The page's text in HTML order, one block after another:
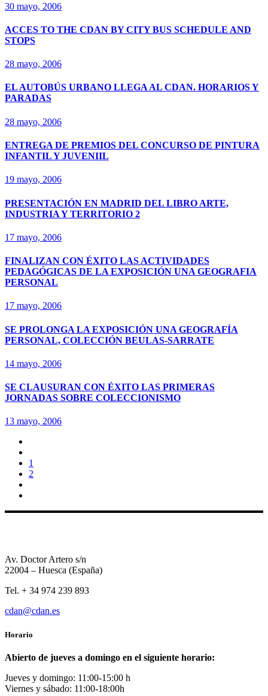
30 mayo, 2006
ACCES TO THE CDAN BY CITY BUS SCHEDULE AND
STOPS
28 mayo, 2006
EL AUTOBÚS URBANO LLEGA AL CDAN. HORARIOS Y
PARADAS
28 mayo, 2006
ENTREGA DE PREMIOS DEL CONCURSO DE PINTURA
INFANTIL Y JUVENIIL
19 mayo, 2006
PRESENTACIÓN EN MADRID DEL LIBRO ARTE,
INDUSTRIA Y TERRITORIO 2
17 mayo, 2006
FINALIZAN CON ÉXITO LAS ACTIVIDADES
PEDAGÓGICAS DE LA EXPOSICIÓN UNA GEOGRAFIA
PERSONAL
17 mayo, 2006
SE PROLONGA LA EXPOSICIÓN UNA GEOGRAFÍA
PERSONAL, COLECCIÓN BEULAS-SARRATE
14 mayo, 2006
SE CLAUSURAN CON ÉXITO LAS PRIMERAS
JORNADAS SOBRE COLECCIONISMO
13 mayo, 2006
1
2
Av. Doctor Artero s/n
22004 – Huesca (España)
Tel. + 34 974 239 893
cdan@cdan.es
Horario
Abierto de jueves a domingo en el siguiente horario:
Jueves y domingo: 11:00-15:00 h
Viernes y sábado: 11:00-18:00h